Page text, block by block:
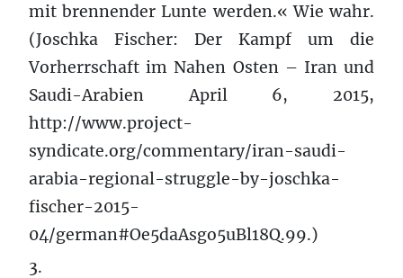
mit brennender Lunte werden.« Wie wahr.
(Joschka Fischer: Der Kampf um die
Vorherrschaft im Nahen Osten – Iran und
Saudi-Arabien April 6, 2015,
http://www.project-
syndicate.org/commentary/iran-saudi-
arabia-regional-struggle-by-joschka-
fischer-2015-
04/german#Oe5daAsgo5uBl18Q.99.)
3.